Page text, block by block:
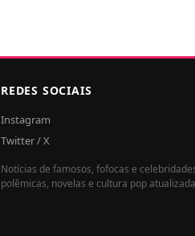
REDES SOCIAIS
Instagram
Twitter / X
Notícias de famosos, fofocas e
polêmicas, novelas e cultura pop